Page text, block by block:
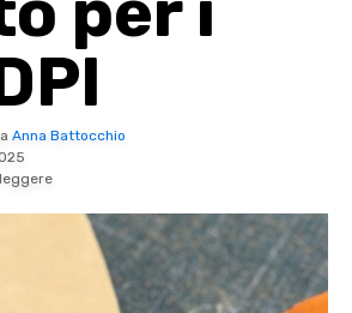
Anna Battocchio